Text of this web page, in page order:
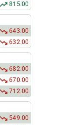
815.00
643.00
632.00
682.00
670.00
712.00
549.00